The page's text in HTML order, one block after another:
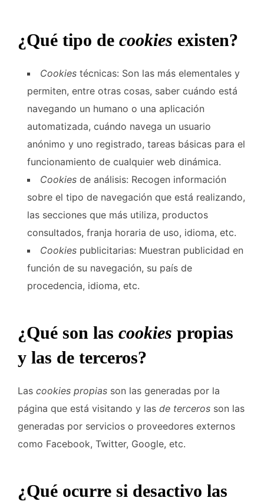
¿Qué tipo de cookies existen?
Cookies técnicas: Son las más elementales y
permiten, entre otras cosas, saber cuándo está
navegando un humano o una aplicación
automatizada, cuándo navega un usuario
anónimo y uno registrado, tareas básicas para el
funcionamiento de cualquier web dinámica.
Cookies de análisis: Recogen información
sobre el tipo de navegación que está realizando,
las secciones que más utiliza, productos
consultados, franja horaria de uso, idioma, etc.
Cookies publicitarias: Muestran publicidad en
función de su navegación, su país de
procedencia, idioma, etc.
¿Qué son las cookies propias
y las de terceros?
Las cookies propias son las generadas por la
página que está visitando y las de terceros son las
generadas por servicios o proveedores externos
como Facebook, Twitter, Google, etc.
¿Qué ocurre si desactivo las